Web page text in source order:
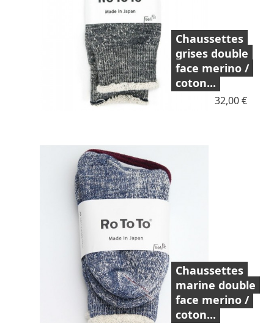
Chaussettes
grises double
face merino /
coton...
Prix
32,00 €
Chaussettes
marine double
face merino /
coton...